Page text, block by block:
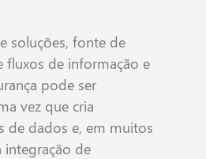
soluções, fonte de
fluxos de informação e
pode ser
vez que cria
de dados e, em muitos
integração de